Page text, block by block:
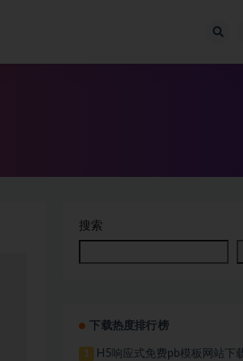
搜索
下载热度排行榜
1
H5响应式免费pb模板网站下